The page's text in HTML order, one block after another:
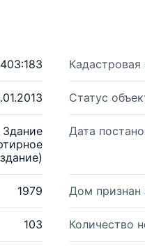
Статус
Здание
здание)
Дата
1979 Дом признан
103 Количество